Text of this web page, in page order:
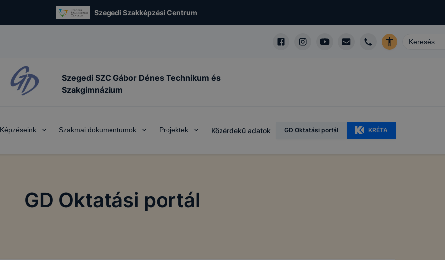
Szegedi Szakképzési Centrum
Szegedi SZC Gábor Dénes Technikum és
Szakgimnázium
Képzéseink Szakmai dokumentumok Projektek Közérdekű adatok GD Oktatási portál KRÉTA
GD Oktatási portál